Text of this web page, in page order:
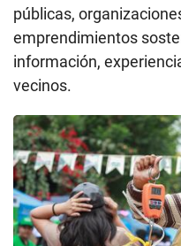
públicas,
emprendimientos
información,
vecinos.